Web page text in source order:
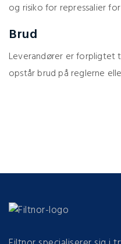
og risiko for repressalier
Brud
Leverandører er forpligtet
opstår brud på reglerne